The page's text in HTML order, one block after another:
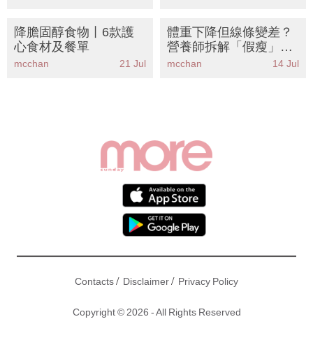
降膽固醇食物丨6款護
心食材及餐單
mcchan 21 Jul
體重下降但線條變差？
營養師拆解「假瘦」陷
阱丨8大高蛋白食物增
mcchan 14 Jul
Contacts / Disclaimer / Privacy Policy
Copyright © 2026 - All Rights Reserved